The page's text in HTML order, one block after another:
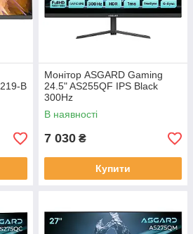
B
Монітор ASGARD Gaming
24.5" AS255QF IPS Black
300Hz
В наявності
7 030 ₴
Купити